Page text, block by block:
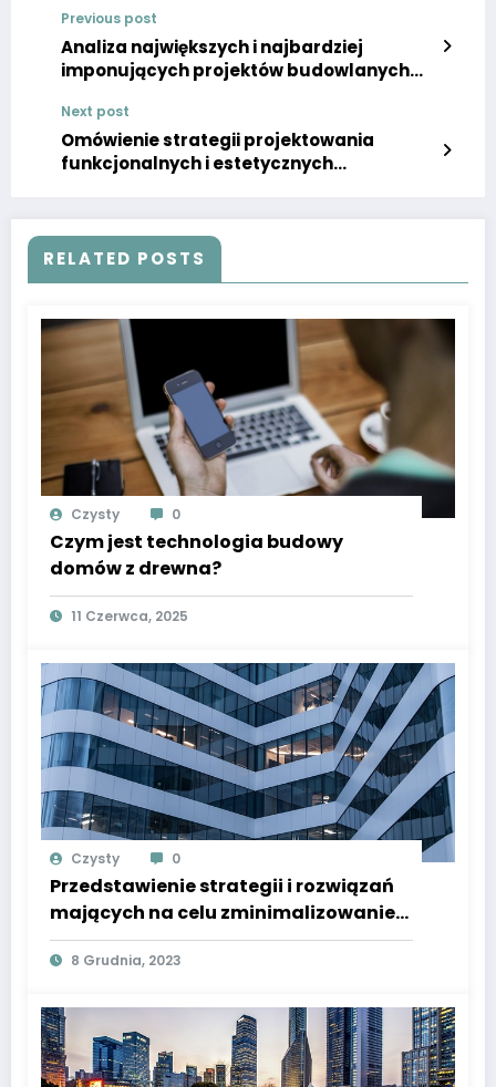
Previous post
Analiza największych i najbardziej
imponujących projektów budowlanych
czy kompleksy infrastrukturalne
Next post
Omówienie strategii projektowania
funkcjonalnych i estetycznych
RELATED POSTS
Czysty 0
Czym jest technologia budowy
domów z drewna?
11 Czerwca, 2025
Czysty 0
Przedstawienie strategii i rozwiązań
mających na celu zminimalizowanie
zużycia energii w budynkach poprzez
izolację termiczną, efektywne
odnawialne źródła energii
8 Grudnia, 2023